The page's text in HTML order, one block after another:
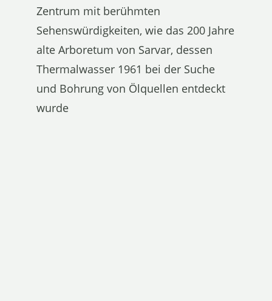
Zentrum mit berühmten
Sehenswürdigkeiten, wie das 200 Jahre
alte Arboretum von Sarvar, dessen
Thermalwasser 1961 bei der Suche
und Bohrung von Ölquellen entdeckt
wurde